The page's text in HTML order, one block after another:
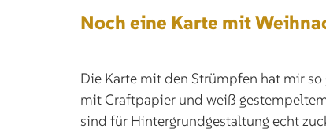
Noch eine Karte mit
Die Karte mit den Strümpfen hat mir
mit Craftpapier und weiß
sind für Hintergrundgestaltung echt